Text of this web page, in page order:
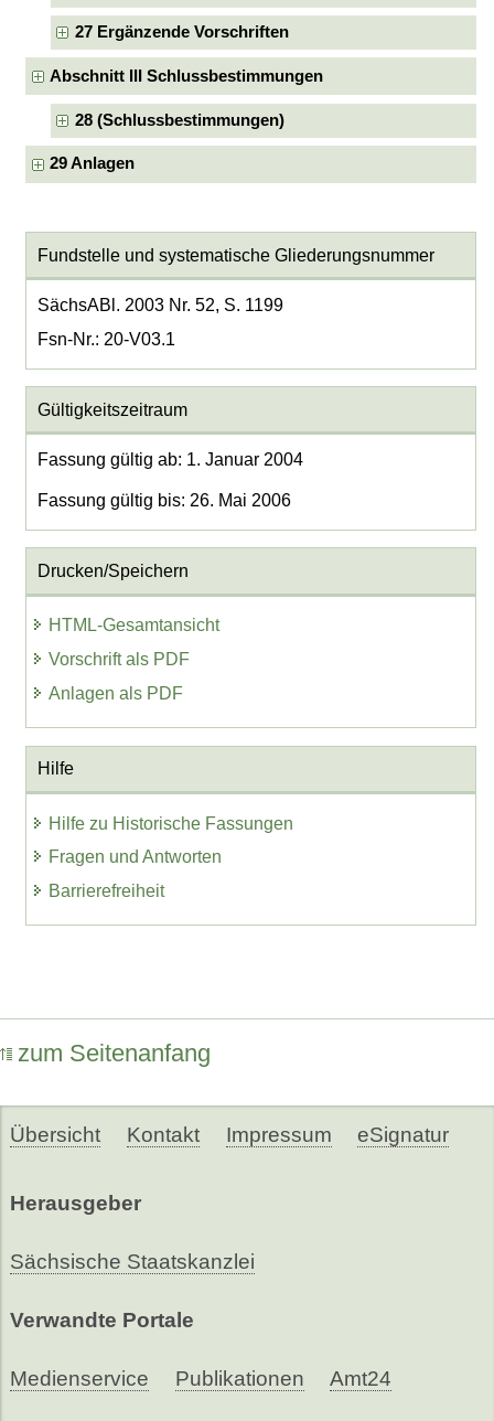
27 Ergänzende Vorschriften
Abschnitt III Schlussbestimmungen
28 (Schlussbestimmungen)
29 Anlagen
Fundstelle und systematische Gliederungsnummer
SächsABl. 2003 Nr. 52, S. 1199
Fsn-Nr.: 20-V03.1
Gültigkeitszeitraum
Fassung gültig ab: 1. Januar 2004
Fassung gültig bis: 26. Mai 2006
Drucken/Speichern
HTML-Gesamtansicht
Vorschrift als PDF
Anlagen als PDF
Hilfe
Hilfe zu Historische Fassungen
Fragen und Antworten
Barrierefreiheit
zum Seitenanfang
Übersicht Kontakt Impressum eSignatur
Herausgeber
Sächsische Staatskanzlei
Verwandte Portale
Medienservice Publikationen Amt24